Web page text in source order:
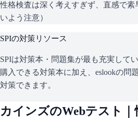
性格検査は深く考えすぎず、直感で
いよう注意）
SPIの対策リソース
SPIは対策本・問題集が最も充実して
購入できる対策本に加え、eslookの問
対策できます。
カインズのWebテスト